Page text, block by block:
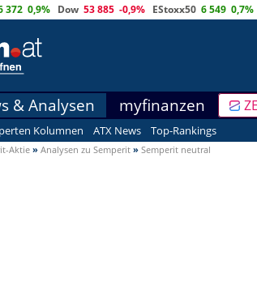
372 0,9% Dow 53 885 -0,9% EStoxx50 6 549 0,7%
& Analysen myfinanzen
Kolumnen ATX News Top-Rankings
Aktie » Analysen zu Semperit » Semperit neutral